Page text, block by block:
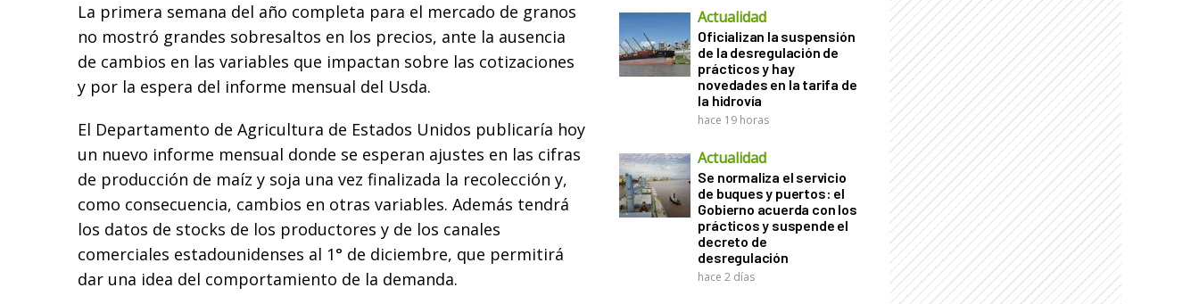
La primera semana del año completa para el mercado de granos
no mostró grandes sobresaltos en los precios, ante la ausencia
de cambios en las variables que impactan sobre las cotizaciones
y por la espera del informe mensual del Usda.
El Departamento de Agricultura de Estados Unidos publicaría hoy
un nuevo informe mensual donde se esperan ajustes en las cifras
de producción de maíz y soja una vez finalizada la recolección y,
como consecuencia, cambios en otras variables. Además tendrá
los datos de stocks de los productores y de los canales
comerciales estadounidenses al 1° de diciembre, que permitirá
dar una idea del comportamiento de la demanda.
Actualidad
Oficializan la suspensión
de la desregulación de
prácticos y hay
novedades en la tarifa de
la hidrovía
hace 19 horas
Actualidad
Se normaliza el servicio
de buques y puertos: el
Gobierno acuerda con los
prácticos y suspende el
decreto de
desregulación
hace 2 días